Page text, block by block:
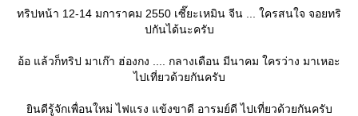
ทริปหน้า 12-14 มการาคม 2550 เซี๊ยะเหมิน จีน ... ใครสนใจ จอยทริ
ปกันได้นะครับ
อ้อ แล้วก็ทริป มาเก๊า ฮ่องกง .... กลางเดือน มีนาคม ใครว่าง มาเหอะ
ไปเที่ยวด้วยกันครับ
ินดีรู้จักเพื่อนใหม่ ไฟแรง แข้งขาดี อารมย์ดี ไปเที่ยวด้วยกันครับ